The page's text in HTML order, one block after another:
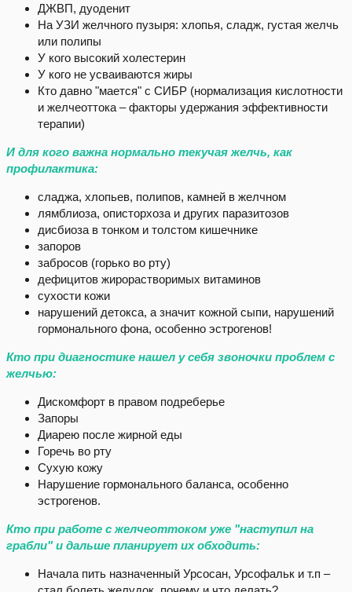
ДЖВП, дуоденит
На УЗИ желчного пузыря: хлопья, сладж, густая желчь
или полипы
У кого высокий холестерин
У кого не усваиваются жиры
Кто давно "мается" с СИБР (нормализация кислотности
и желчеоттока – факторы удержания эффективности
терапии)
И для кого важна нормально текучая желчь, как
профилактика:
сладжа, хлопьев, полипов, камней в желчном
лямблиоза, описторхоза и других паразитозов
дисбиоза в тонком и толстом кишечнике
запоров
забросов (горько во рту)
дефицитов жирорастворимых витаминов
сухости кожи
нарушений детокса, а значит кожной сыпи, нарушений
гормонального фона, особенно эстрогенов!
Кто при диагностике нашел у себя звоночки проблем с
желчью:
Дискомфорт в правом подреберье
Запоры
Диарею после жирной еды
Горечь во рту
Сухую кожу
Нарушение гормонального баланса, особенно
эстрогенов.
Кто при работе с желчеоттоком уже "наступил на
грабли" и дальше планирует их обходить:
Начала пить назначенный Урсосан, Урсофальк и т.п –